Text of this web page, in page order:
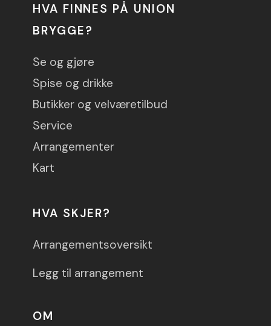
HVA FINNES PÅ UNION
BRYGGE?
Se og gjøre
Spise og drikke
Butikker og velværetilbud
Service
Arrangementer
Kart
HVA SKJER?
Arrangementsoversikt
Legg til arrangement
OM